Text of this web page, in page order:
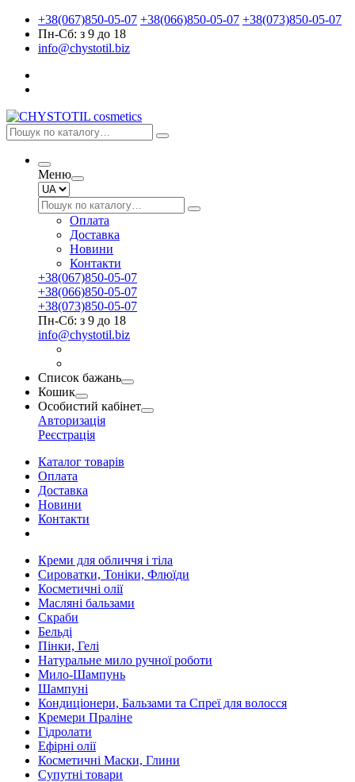
+38(067)850-05-07 +38(066)850-05-07 +38(073)850-05-07
Пн-Сб: з 9 до 18
info@chystotil.biz
Меню
Оплата
Доставка
Новини
Контакти
+38(067)850-05-07
+38(066)850-05-07
+38(073)850-05-07
Пн-Сб: з 9 до 18
info@chystotil.biz
Список бажань
Кошик
Особистий кабінет
Авторизація
Реєстрація
Каталог товарів
Оплата
Доставка
Новини
Контакти
Креми для обличчя і тіла
Сироватки, Тоніки, Флюїди
Косметичні олії
Масляні бальзами
Скраби
Бельді
Пінки, Гелі
Натуральне мило ручної роботи
Мило-Шампунь
Шампуні
Кондиціонери, Бальзами та Спреї для волосся
Кремери Праліне
Гідролати
Ефірні олії
Косметичні Маски, Глини
Супутні товари